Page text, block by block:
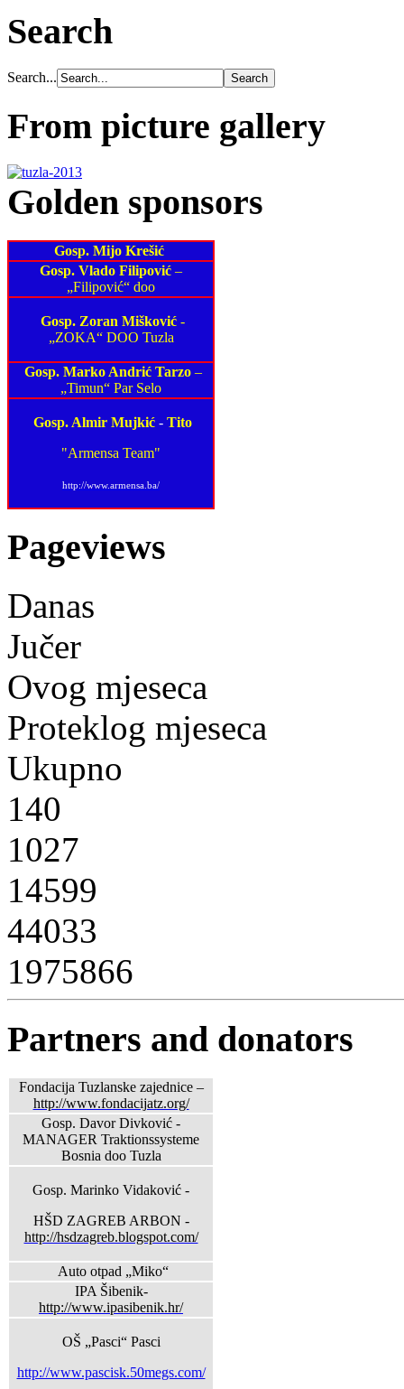
Search
Search...
From picture gallery
Golden sponsors
Gosp. Mijo Krešić
Gosp. Vlado Filipović –
„Filipović“ doo
Gosp. Zoran Mišković -
„ZOKA“ DOO Tuzla
Gosp. Marko Andrić Tarzo–
„Timun“ Par Selo
Gosp. Almir Mujkić - Tito
"Armensa Team"
http://www.armensa.ba/
Pageviews
Danas
Jučer
Ovog mjeseca
Proteklog mjeseca
Ukupno
140
1027
14599
44033
1975866
Partners and donators
Fondacija Tuzlanske zajednice –
http://www.fondacijatz.org/
Gosp. Davor Divković -
MANAGER Traktionssysteme
Bosnia doo Tuzla
Gosp. Marinko Vidaković -
HŠD ZAGREB ARBON -
http://hsdzagreb.blogspot.com/
Auto otpad „Miko“
IPA Šibenik-
http://www.ipasibenik.hr/
OŠ „Pasci“ Pasci
http://www.pascisk.50megs.com/